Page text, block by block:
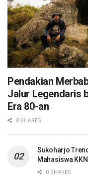
Pendakian
Jalur Legendaris
Era 80-an
0 SHARES
Sukoharjo
Mahasiswa
0 SHARES